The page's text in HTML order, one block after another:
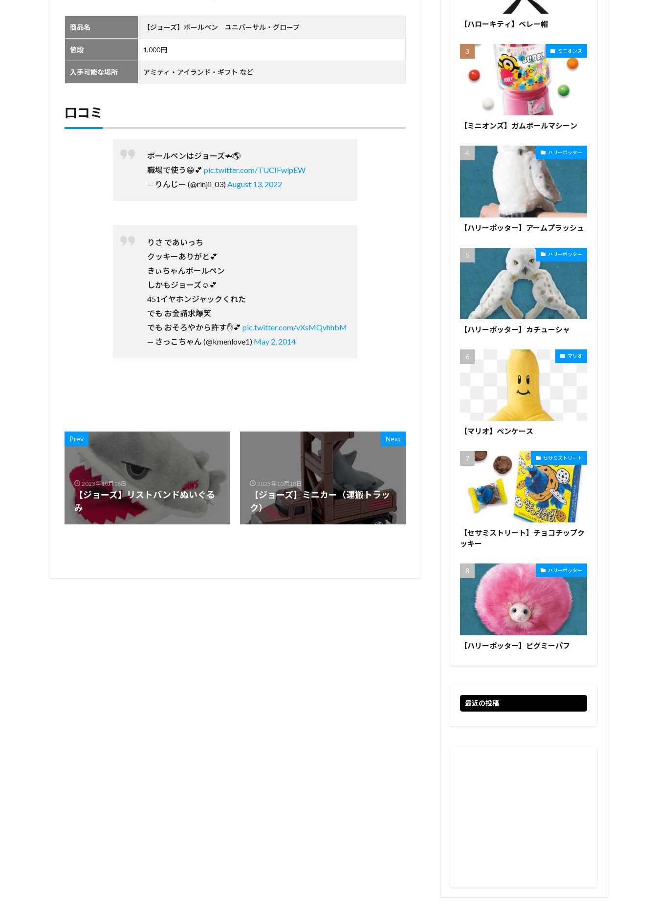
商品名 【ジョーズ】ボールペン ユニバーサル・グローブ
値段 1,000円
入手可能な場所 アミティ・アイランド・ギフト など
口コミ
ボールペンはジョーズ🦈🌎
職場で使う😁💕 pic.twitter.com/TUCIFwlpEW
— りんじー (@rinjii_03) August 13, 2022
りさ であいっち
クッキーありがと💕
きぃちゃんボールペン
しかもジョーズ☺️💕
451イヤホンジャックくれた
でも お金請求爆笑
でも おそろやから許す✋💕 pic.twitter.com/vXsMQvhhbM
— さっこちゃん (@kmenlove1) May 2, 2014
Prev
2023年10月18日
【ジョーズ】リストバンドぬいぐる
み
Next
2023年10月18日
【ジョーズ】ミニカー（運搬トラッ
ク）
【ハローキティ】ベレー帽
ミニオンズ
【ミニオンズ】ガムボールマシーン
ハリーポッター
【ハリーポッター】アームプラッシュ
ハリーポッター
【ハリーポッター】カチューシャ
マリオ
【マリオ】ペンケース
セサミストリート
【セサミストリート】チョコチップク
ッキー
ハリーポッター
【ハリーポッター】ピグミーパフ
最近の投稿